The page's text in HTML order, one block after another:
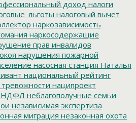
доход налоги
налоговый вычет
наркозависимость
наркосодержащие
прав инвалидов
нарушения пожарной
насосная станция Наталья
национальный рейтинг
наципроект
НДФЛ неблагополучные семьи
независимая экспертиза
миграция незаконная охота